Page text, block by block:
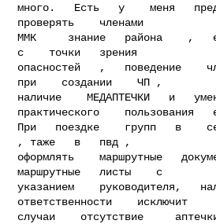
много.   Есть   у    меня
проверять    членами
ММК     знание   района    ,
с    точки   зрения
опасностей   ,   поведение
при    создании    ЧП ,
наличие    МЕДАПТЕЧКИ   и
практического    пользования
При   поездке    групп   в
, таже   в   пвд ,
оформлять    маршрутные
маршрутные   листы    с
указанием    руководителя,
ответственности    исключит
случаи    отсутствие